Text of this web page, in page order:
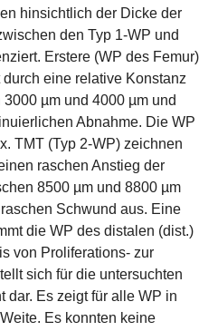
hinsichtlich der Dicke der
den Typ 1-WP und
Erstere (WP des Femur)
eine relative Konstanz
µm und 4000 µm und
Abnahme. Die WP
TMT (Typ 2-WP) zeichnen
raschen Anstieg der
8500 µm und 8800 µm
Schwund aus. Eine
die WP des distalen (dist.)
von Proliferations- zur
sich für die untersuchten
dar. Es zeigt für alle WP in
Es konnten keine